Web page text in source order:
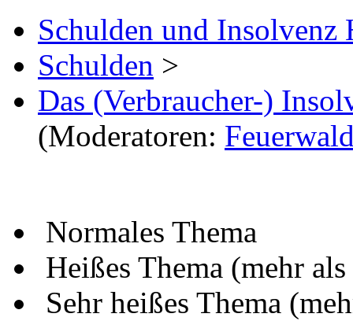
Schulden und Insolvenz
Schulden >
Das (Verbraucher-)
(Moderatoren:
Normales Thema
Heißes Thema (mehr
Sehr heißes Thema